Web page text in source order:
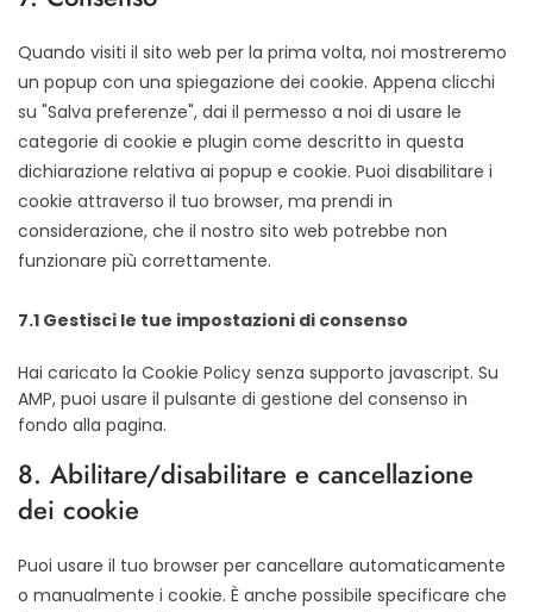
Quando visiti il sito web per la prima volta, noi mostreremo
un popup con una spiegazione dei cookie. Appena clicchi
su "Salva preferenze", dai il permesso a noi di usare le
categorie di cookie e plugin come descritto in questa
dichiarazione relativa ai popup e cookie. Puoi disabilitare i
cookie attraverso il tuo browser, ma prendi in
considerazione, che il nostro sito web potrebbe non
funzionare più correttamente.
7.1 Gestisci le tue impostazioni di consenso
Hai caricato la Cookie Policy senza supporto javascript. Su
AMP, puoi usare il pulsante di gestione del consenso in
fondo alla pagina.
8. Abilitare/disabilitare e cancellazione
dei cookie
Puoi usare il tuo browser per cancellare automaticamente
o manualmente i cookie. È anche possibile specificare che